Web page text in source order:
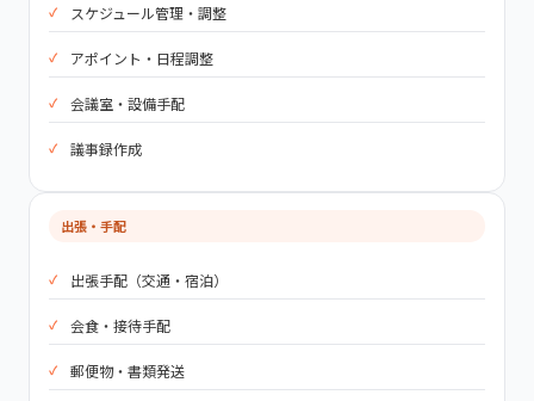
スケジュール管理・調整
アポイント・日程調整
会議室・設備手配
議事録作成
出張・手配
出張手配（交通・宿泊）
会食・接待手配
郵便物・書類発送